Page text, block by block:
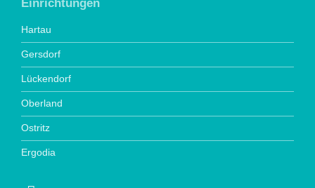
Einrichtungen
Hartau
Gersdorf
Lückendorf
Oberland
Ostritz
Ergodia